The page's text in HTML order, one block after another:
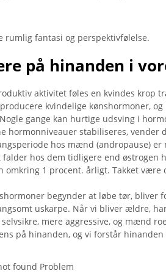
rumlig fantasi og perspektivfølelse.
på hinanden i
aktivitet føles en kvindes krop
kvindelige kønshormoner,
gange kan hurtige udsving i
hormonniveauer stabiliseres, vender
hos mænd (andropause)
hos dem tidligere end østrogen
omkring 1 procent. årligt. Takket
begynder at løbe tør, bliver
uskarpe. Når vi bliver ældre,
mere aggressive, og mænd
på hinanden, og vi forstår hinanden
found Problem